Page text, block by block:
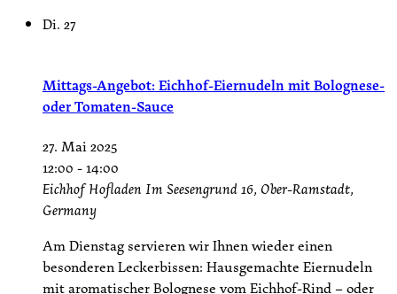
Di. 27
Mittags-Angebot: Eichhof-Eiernudeln mit Bolognese-
oder Tomaten-Sauce
27. Mai 2025
12:00 -14:00
Eichhof Hofladen Im Seesengrund 16, Ober-Ramstadt,
Germany
Am Dienstag servieren wir Ihnen wieder einen
besonderen Leckerbissen: Hausgemachte Eiernudeln
mit aromatischer Bolognese vom Eichhof-Rind – oder